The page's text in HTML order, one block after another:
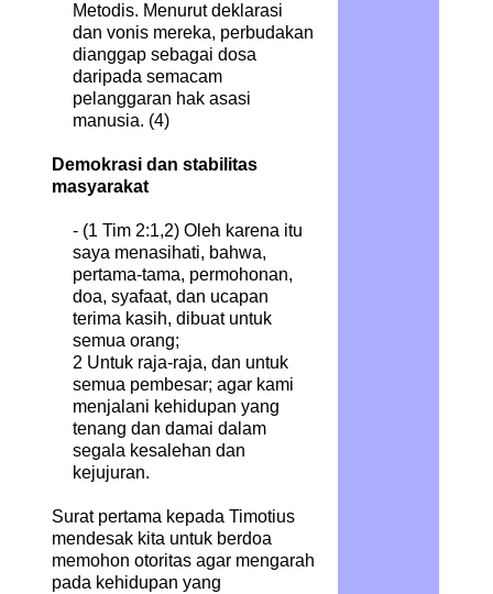
Metodis. Menurut deklarasi
dan vonis mereka, perbudakan
dianggap sebagai dosa
daripada semacam
pelanggaran hak asasi
manusia. (4)
Demokrasi dan stabilitas
masyarakat
- (1 Tim 2:1,2) Oleh karena itu
saya menasihati, bahwa,
pertama-tama, permohonan,
doa, syafaat, dan ucapan
terima kasih, dibuat untuk
semua orang;
2 Untuk raja-raja, dan untuk
semua pembesar; agar kami
menjalani kehidupan yang
tenang dan damai dalam
segala kesalehan dan
kejujuran.
Surat pertama kepada Timotius
mendesak kita untuk berdoa
memohon otoritas agar mengarah
pada kehidupan yang